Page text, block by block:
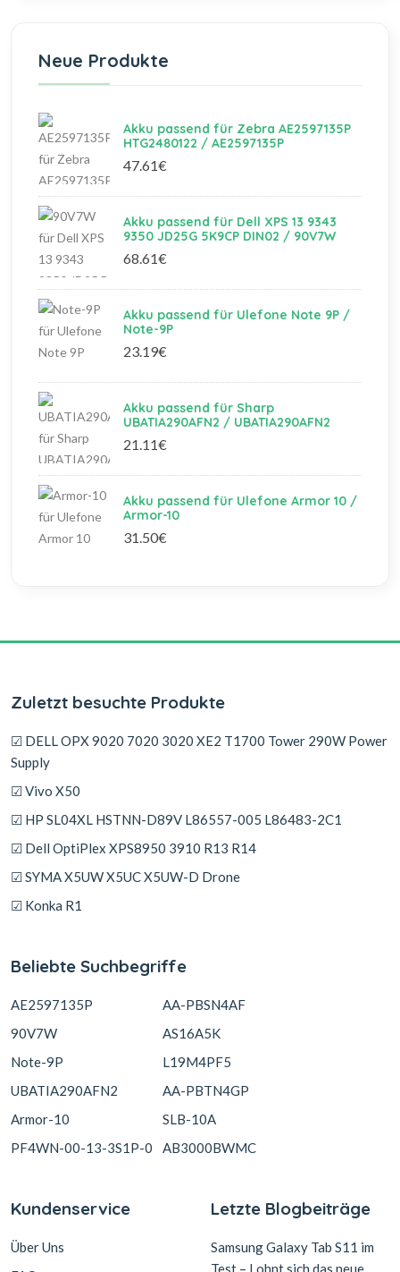
Neue Produkte
Akku passend für Zebra AE2597135P
HTG2480122 / AE2597135P
47.61€
Akku passend für Dell XPS 13 9343
9350 JD25G 5K9CP DIN02 / 90V7W
68.61€
Akku passend für Ulefone Note 9P /
Note-9P
23.19€
Akku passend für Sharp
UBATIA290AFN2 / UBATIA290AFN2
21.11€
Akku passend für Ulefone Armor 10 /
Armor-10
31.50€
Zuletzt besuchte Produkte
☑ DELL OPX 9020 7020 3020 XE2 T1700 Tower 290W Power
Supply
☑ Vivo X50
☑ HP SL04XL HSTNN-D89V L86557-005 L86483-2C1
☑ Dell OptiPlex XPS8950 3910 R13 R14
☑ SYMA X5UW X5UC X5UW-D Drone
☑ Konka R1
Beliebte Suchbegriffe
AE2597135P
90V7W
Note-9P
UBATIA290AFN2
Armor-10
PF4WN-00-13-3S1P-0
AA-PBSN4AF
AS16A5K
L19M4PF5
AA-PBTN4GP
SLB-10A
AB3000BWMC
Kundenservice
Über Uns
Letzte Blogbeiträge
Samsung Galaxy Tab S11 im
Test – Lohnt sich das neue